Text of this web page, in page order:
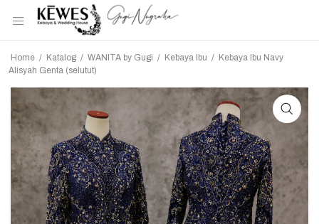
Home / Katalog / WANITA by Gugi / Kebaya Ibu / Kebaya Ibu Navy
Alisyah Genta (selutut)